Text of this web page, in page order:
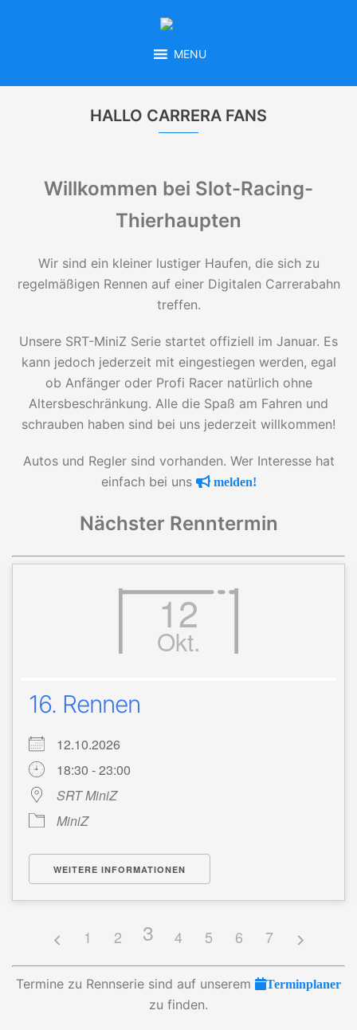
MENU
HALLO CARRERA FANS
Willkommen bei Slot-Racing-
Thierhaupten
Wir sind ein kleiner lustiger Haufen, die sich zu
regelmäßigen Rennen auf einer Digitalen Carrerabahn
treffen.
Unsere SRT-MiniZ Serie startet offiziell im Januar. Es
kann jedoch jederzeit mit eingestiegen werden, egal
ob Anfänger oder Profi Racer natürlich ohne
Altersbeschränkung. Alle die Spaß am Fahren und
schrauben haben sind bei uns jederzeit willkommen!
Autos und Regler sind vorhanden. Wer Interesse hat
einfach bei uns
melden!
Nächster Renntermin
12
Okt.
16. Rennen
12.10.2026
18:30 - 23:00
SRT MiniZ
MiniZ
WEITERE INFORMATIONEN
1 2 3 4 5 6 7
Termine zu Rennserie sind auf unserem Terminplaner
zu finden.